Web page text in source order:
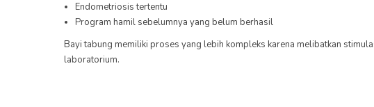
Endometriosis tertentu
Program hamil sebelumnya yang belum berhasil
Bayi tabung memiliki proses yang lebih kompleks karena melibatkan
laboratorium.